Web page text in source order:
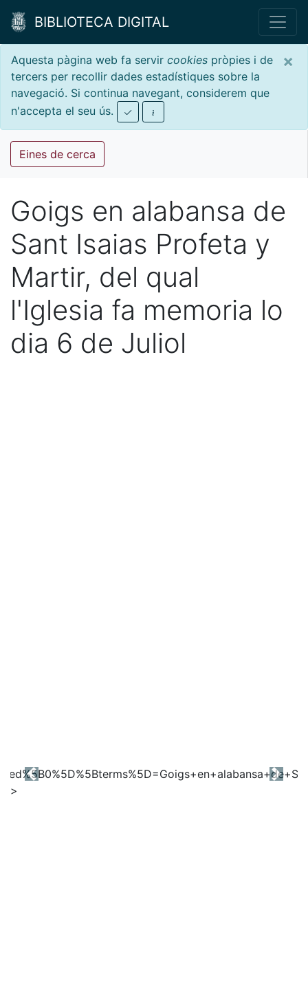
BIBLIOTECA DIGITAL
×
Aquesta pàgina web fa servir cookies pròpies i de
tercers per recollir dades estadístiques sobre la
navegació. Si continua navegant, considerem que
n'accepta el seu ús.
Eines de cerca
Goigs en alabansa de
Sant Isaias Profeta y
Martir, del qual
l'Iglesia fa memoria lo
dia 6 de Juliol
Previous Next